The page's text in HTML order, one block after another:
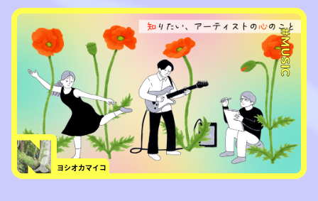
#MUSIC
ヨシオカマイコ